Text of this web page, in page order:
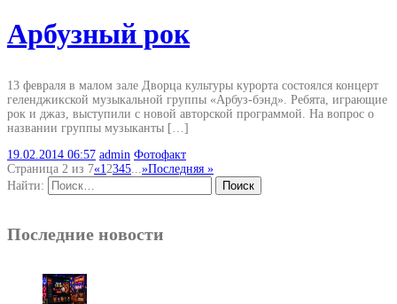
Арбузный рок
13 февраля в малом зале Дворца культуры курорта состоялся концерт
геленджикской музыкальной группы «Арбуз-бэнд». Ребята, играющие
рок и джаз, выступили с новой авторской программой. На вопрос о
названии группы музыканты […]
19.02.2014 06:57 admin Фотофакт
Страница 2 из 7«1 2345 »Последняя »
Найти:
Последние новости